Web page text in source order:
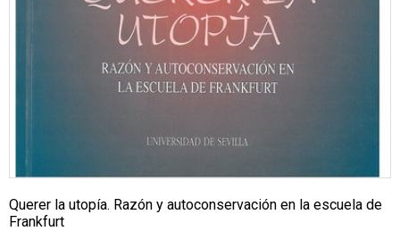
Querer la utopía. Razón y autoconservación en la escuela de
Frankfurt